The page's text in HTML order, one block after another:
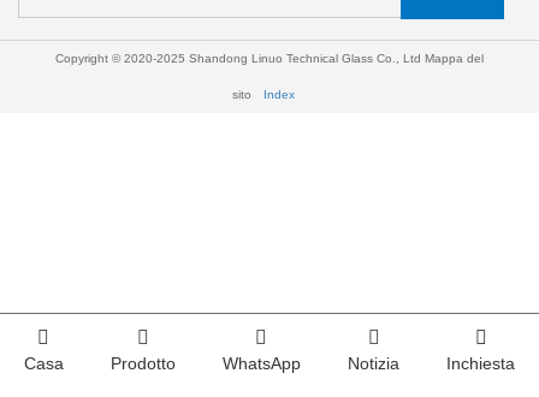
Copyright © 2020-2025 Shandong Linuo Technical Glass Co., Ltd Mappa del
sito Index
Casa Prodotto WhatsApp Notizia Inchiesta